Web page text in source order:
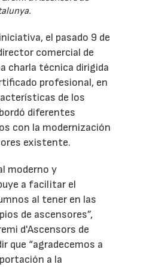
el pasado 9 de
comercial de
charla técnica dirigida
profesional, en
de los
diferentes
con la modernización
existente.
moderno y
a facilitar el
al tener en las
de ascensores”,
d'Ascensors de
que “agradecemos a
a la